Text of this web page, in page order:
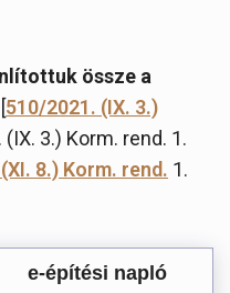
össze a
[510/2021. (IX. 3.)
3.) Korm. rend. 1.
8.) Korm. rend. 1.
e-építési napló